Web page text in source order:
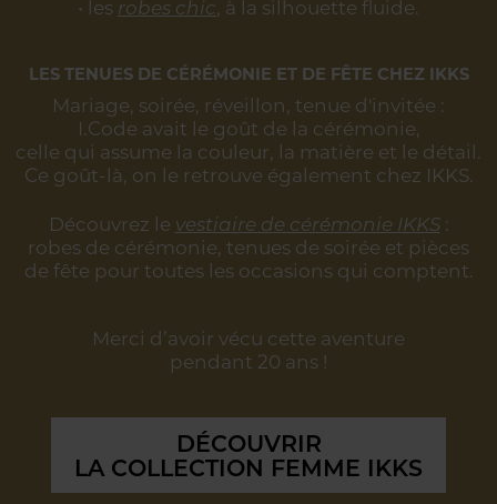
• les robes chic, à la silhouette fluide.
LES TENUES DE CÉRÉMONIE ET DE FÊTE CHEZ IKKS
Mariage, soirée, réveillon, tenue d'invitée :
I.Code avait le goût de la cérémonie,
celle qui assume la couleur, la matière et le détail.
Ce goût-là, on le retrouve également chez IKKS.
Découvrez le vestiaire de cérémonie IKKS:
robes de cérémonie, tenues de soirée et pièces
de fête pour toutes les occasions qui comptent.
Merci d’avoir vécu cette aventure
pendant 20 ans !
DÉCOUVRIR
LA COLLECTION FEMME IKKS